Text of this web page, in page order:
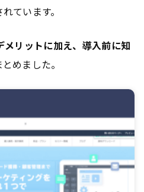
ています。
メリットに加え、導入前に知
めました。